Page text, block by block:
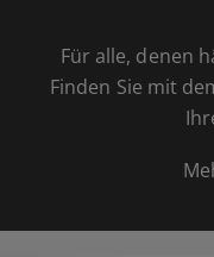
Für alle, denen
Finden Sie mit